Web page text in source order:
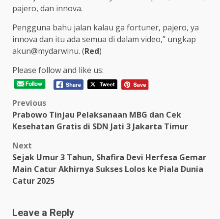
pajero, dan innova.
Pengguna bahu jalan kalau ga fortuner, pajero, ya
innova dan itu ada semua di dalam video,” ungkap
akun@mydarwinu. (Red)
Please follow and like us:
Post
navigation
Previous
Prabowo Tinjau Pelaksanaan MBG dan Cek
Kesehatan Gratis di SDN Jati 3 Jakarta Timur
Next
Sejak Umur 3 Tahun, Shafira Devi Herfesa Gemar
Main Catur Akhirnya Sukses Lolos ke Piala Dunia
Catur 2025
Leave a Reply